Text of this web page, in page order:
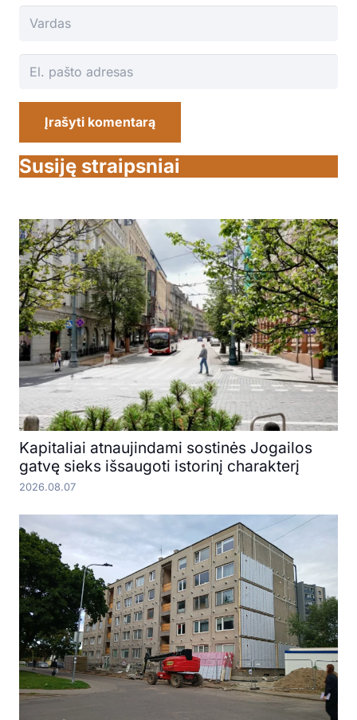
Įrašyti komentarą
Susiję straipsniai
Kapitaliai atnaujindami sostinės Jogailos
gatvę sieks išsaugoti istorinį charakterį
2026.08.07